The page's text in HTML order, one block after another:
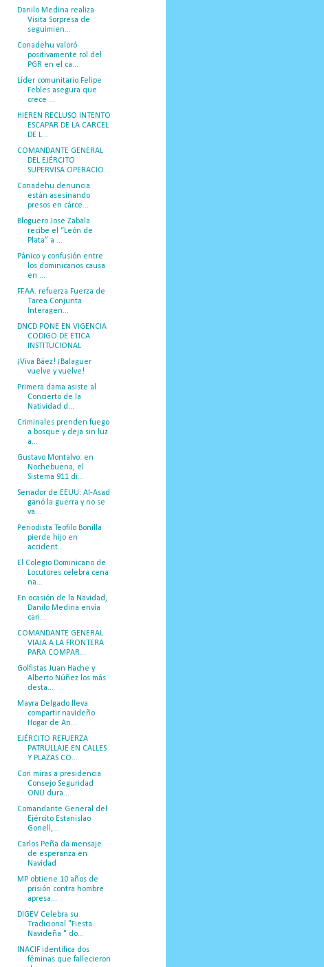
Danilo Medina realiza
Visita Sorpresa de
seguimien...
Conadehu valoró
positivamente rol del
PGR en el ca...
Líder comunitario Felipe
Febles asegura que
crece ...
HIEREN RECLUSO INTENTO
ESCAPAR DE LA CARCEL
DE L...
COMANDANTE GENERAL
DEL EJÉRCITO
SUPERVISA OPERACIO...
Conadehu denuncia
están asesinando
presos en cárce...
Bloguero Jose Zabala
recibe el “León de
Plata” a ...
Pánico y confusión entre
los dominicanos causa
en ...
FF.AA. refuerza Fuerza de
Tarea Conjunta
Interagen...
DNCD PONE EN VIGENCIA
CODIGO DE ETICA
INSTITUCIONAL
¡Viva Báez! ¡Balaguer
vuelve y vuelve!
Primera dama asiste al
Concierto de la
Natividad d...
Criminales prenden fuego
a bosque y deja sin luz
a...
Gustavo Montalvo: en
Nochebuena, el
Sistema 911 di...
Senador de EEUU: Al-Asad
ganó la guerra y no se
va...
Periodista Teofilo Bonilla
pierde hijo en
accident...
El Colegio Dominicano de
Locutores celebra cena
na...
En ocasión de la Navidad,
Danilo Medina envía
cari...
COMANDANTE GENERAL
VIAJA A LA FRONTERA
PARA COMPAR...
Golfistas Juan Hache y
Alberto Núñez los más
desta...
Mayra Delgado lleva
compartir navideño
Hogar de An...
EJÉRCITO REFUERZA
PATRULLAJE EN CALLES
Y PLAZAS CO...
Con miras a presidencia
Consejo Seguridad
ONU dura...
Comandante General del
Ejército Estanislao
Gonell,...
Carlos Peña da mensaje
de esperanza en
Navidad
MP obtiene 10 años de
prisión contra hombre
apresa...
DIGEV Celebra su
Tradicional "Fiesta
Navideña " do...
INACIF identifica dos
féminas que fallecieron